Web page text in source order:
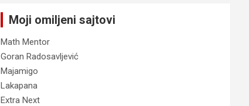
Moji omiljeni sajtovi
Math Mentor
Goran Radosavljević
Majamigo
Lakapana
Extra Next